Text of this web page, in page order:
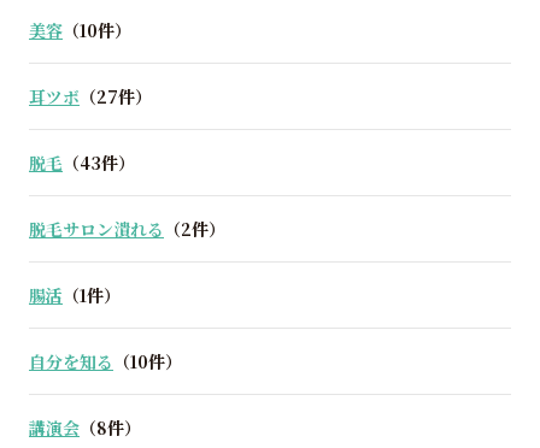
美容 （10件）
耳ツボ （27件）
脱毛 （43件）
脱毛サロン潰れる （2件）
腸活 （1件）
自分を知る （10件）
講演会 （8件）